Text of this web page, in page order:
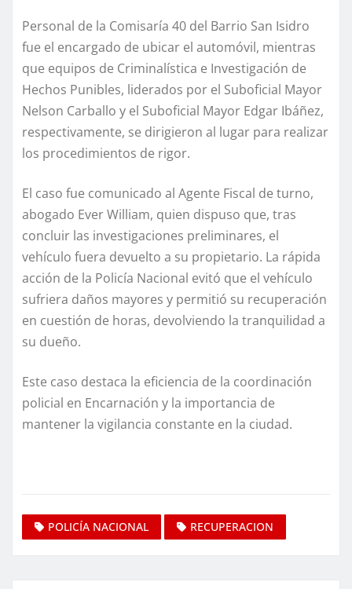
Personal de la Comisaría 40 del Barrio San Isidro
fue el encargado de ubicar el automóvil, mientras
que equipos de Criminalística e Investigación de
Hechos Punibles, liderados por el Suboficial Mayor
Nelson Carballo y el Suboficial Mayor Edgar Ibáñez,
respectivamente, se dirigieron al lugar para realizar
los procedimientos de rigor.
El caso fue comunicado al Agente Fiscal de turno,
abogado Ever William, quien dispuso que, tras
concluir las investigaciones preliminares, el
vehículo fuera devuelto a su propietario. La rápida
acción de la Policía Nacional evitó que el vehículo
sufriera daños mayores y permitió su recuperación
en cuestión de horas, devolviendo la tranquilidad a
su dueño.
Este caso destaca la eficiencia de la coordinación
policial en Encarnación y la importancia de
mantener la vigilancia constante en la ciudad.
POLICÍA NACIONAL RECUPERACION